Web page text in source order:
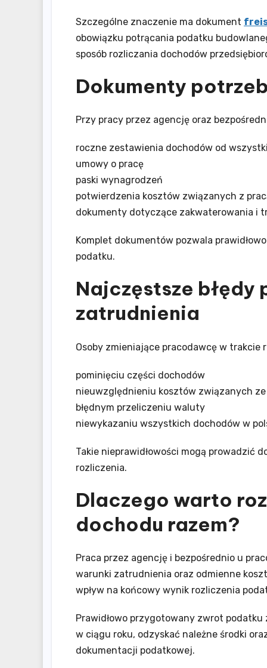
Szczególne znaczenie ma dokument
obowiązku potrącania podatku
sposób rozliczania dochodów
Dokumenty
Przy pracy przez agencję oraz
roczne zestawienia dochodów od
umowy o pracę
paski wynagrodzeń
potwierdzenia kosztów związanych z
dokumenty dotyczące zakwaterowania i
Komplet dokumentów pozwala
podatku.
Najczęstsze błędy
zatrudnienia
Osoby zmieniające pracodawcę w trakcie
pominięciu części dochodów
nieuwzględnieniu kosztów związanych
błędnym przeliczeniu waluty
niewykazaniu wszystkich dochodów w
Takie nieprawidłowości mogą prowadzić
rozliczenia.
Dlaczego warto
dochodu razem?
Praca przez agencję i bezpośrednio u
warunki zatrudnienia oraz odmienne
wpływ na końcowy wynik rozliczenia
Prawidłowo przygotowany zwrot
w ciągu roku, odzyskać należne środki
dokumentacji podatkowej.